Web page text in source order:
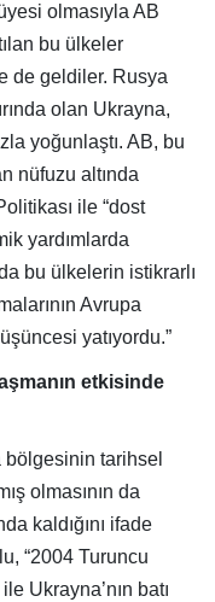
olmasıyla AB
bu ülkeler
de geldiler. Rusya
olan Ukrayna,
yoğunlaştı. AB, bu
nüfuzu altında
ile “dost
yardımlarda
bu ülkelerin istikrarlı
Avrupa
yatıyordu.”
etkisinde
bölgesinin tarihsel
olmasının da
kaldığını ifade
“2004 Turuncu
Ukrayna’nın batı